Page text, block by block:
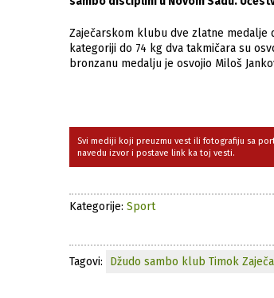
Zaječarskom klubu dve zlatne medalje
kategoriji do 74 kg dva takmičara su
bronzanu medalju je osvojio Miloš
Svi mediji koji preuzmu vest ili fotografiju sa
navedu izvor i postave link ka toj vesti.
Kategorije: Sport
Tagovi: Džudo sambo klub Timok